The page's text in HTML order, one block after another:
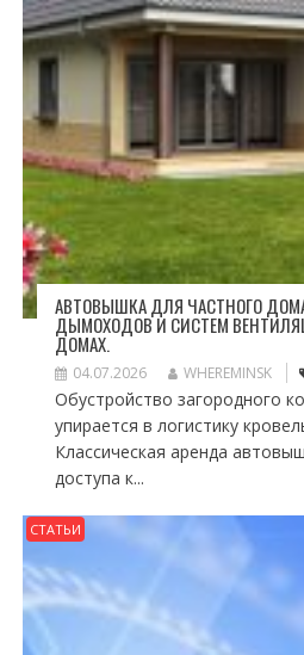
АВТОВЫШКА ДЛЯ ЧАСТНОГО
ДЫМОХОДОВ И СИСТЕМ
ДОМАХ.
04.07.2026 WHEREMINSK
Обустройство загородного
упирается в логистику
Классическая аренда
доступа к...
СТАТЬИ